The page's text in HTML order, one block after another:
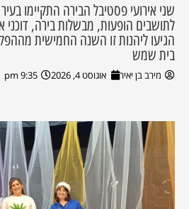
שני אירועי פסטיבל הבירה התקיימו
לתושבים הופעות, מבשלות בירה, דוכני
הגיעו ליהנות זו השנה החמישית
בית שמש
מירב בן יאיר אוגוסט 4, 2026 9:35 pm